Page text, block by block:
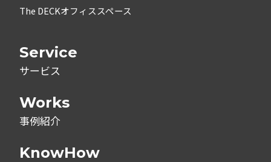
The DECKオフィススペース
Service
サービス
Works
事例紹介
KnowHow